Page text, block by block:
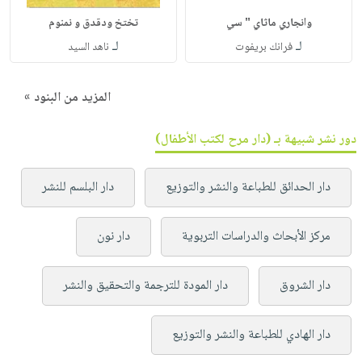
وانجاري ماثاي " سي
لـفرانك بريفوت
تختخ ودقدق و نمنوم
لـ ناهد السيد
المزيد من البنود »
دور نشر شبيهة بـ (دار مرح لكتب الأطفال)
دار الحدائق للطباعة والنشر والتوزيع دار البلسم للنشر
مركز الأبحاث والدراسات التربوية دار نون
دار الشروق دار المودة للترجمة والتحقيق والنشر
دار الهادي للطباعة والنشر والتوزيع